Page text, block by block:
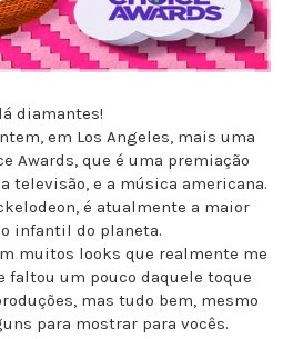
diamantes!
em Los Angeles, mais uma
Awards, que é uma premiação
televisão, e a música americana.
é atualmente a maior
infantil do planeta.
muitos looks que realmente me
faltou um pouco daquele toque
mas tudo bem, mesmo
para mostrar para vocês.